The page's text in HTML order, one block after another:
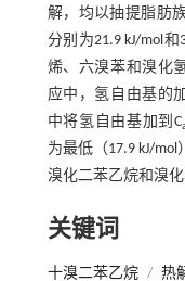
解，均以抽提脂肪
分别为21.9 kJ/mol
烯、六溴苯和溴化
应中，氢自由基的
中将氢自由基加到C
为最低（17.9 kJ/
溴化二苯乙烷和溴
关键词
十溴二苯乙烷 / 热